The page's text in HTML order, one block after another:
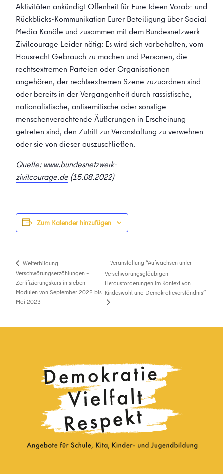
Aktivitäten ankündigt Offenheit für Eure Ideen Vorab- und
Rückblicks-Kommunikation Eurer Beteiligung über Social
Media Kanäle und zusammen mit dem Bundesnetzwerk
Zivilcourage Leider nötig: Es wird sich vorbehalten, vom
Hausrecht Gebrauch zu machen und Personen, die
rechtsextremen Parteien oder Organisationen
angehören, der rechtsextremen Szene zuzuordnen sind
oder bereits in der Vergangenheit durch rassistische,
nationalistische, antisemitische oder sonstige
menschenverachtende Äußerungen in Erscheinung
getreten sind, den Zutritt zur Veranstaltung zu verwehren
oder sie von dieser auszuschließen.
Quelle: www.bundesnetzwerk-
zivilcourage.de (15.08.2022)
Zum Kalender hinzufügen
Weiterbildung
Verschwörungserzählungen –
Zertifizierungskurs in sieben
Modulen von September 2022 bis
Mai 2023
Veranstaltung “Aufwachsen unter
Verschwörungsgläubigen –
Herausforderungen im Kontext von
Kindeswohl und Demokratieverständnis”